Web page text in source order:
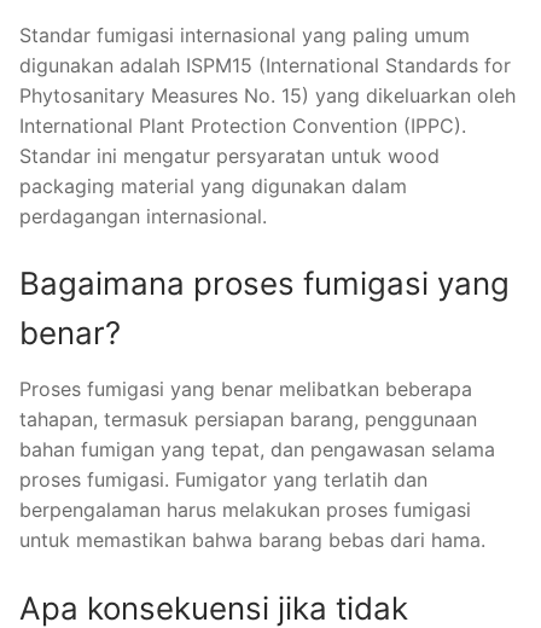
Standar fumigasi internasional yang paling umum
digunakan adalah ISPM15 (International Standards for
Phytosanitary Measures No. 15) yang dikeluarkan oleh
International Plant Protection Convention (IPPC).
Standar ini mengatur persyaratan untuk wood
packaging material yang digunakan dalam
perdagangan internasional.
Bagaimana proses fumigasi yang
benar?
Proses fumigasi yang benar melibatkan beberapa
tahapan, termasuk persiapan barang, penggunaan
bahan fumigan yang tepat, dan pengawasan selama
proses fumigasi. Fumigator yang terlatih dan
berpengalaman harus melakukan proses fumigasi
untuk memastikan bahwa barang bebas dari hama.
Apa konsekuensi jika tidak